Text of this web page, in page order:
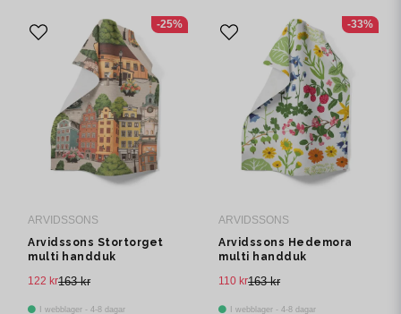
ARVIDSSONS
Arvidssons Stortorget
multi handduk
163 kr
122 kr
I webblager - 4-8 dagar
-25%
ARVIDSSONS
Arvidssons Hedemora
multi handduk
163 kr
110 kr
I webblager - 4-8 dagar
-33%